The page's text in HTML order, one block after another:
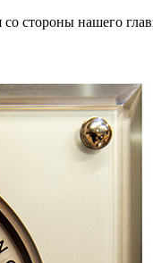
стороны нашего